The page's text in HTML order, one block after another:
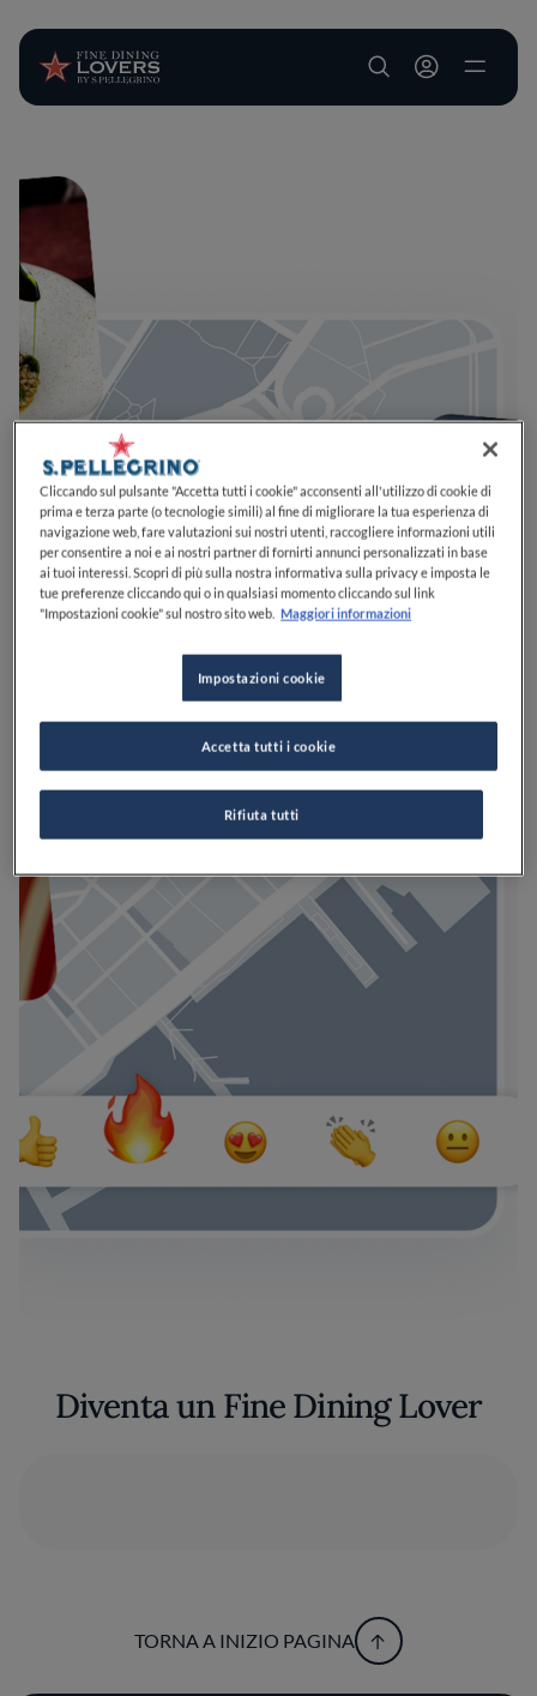
User account
Diventa un Fine Dining Lover
TORNA A INIZIO PAGINA
Cliccando sul pulsante "Accetta tutti i cookie" acconsenti all'utilizzo di cookie di
prima e terza parte (o tecnologie simili) al fine di migliorare la tua esperienza di
navigazione web, fare valutazioni sui nostri utenti, raccogliere informazioni utili
per consentire a noi e ai nostri partner di fornirti annunci personalizzati in base
ai tuoi interessi. Scopri di più sulla nostra informativa sulla privacy e imposta le
tue preferenze cliccando qui o in qualsiasi momento cliccando sul link
"Impostazioni cookie" sul nostro sito web. Maggiori informazioni
Impostazioni cookie
Rifiuta tutti
Accetta tutti i cookie